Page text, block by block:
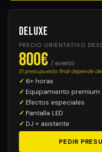
Deluxe
PRECIO ORIENTATIVO
800€ / evento
El presupuesto final depende
6+ horas
Equipamiento premium
Efectos especiales
Pantalla LED
DJ + asistente
PEDIR